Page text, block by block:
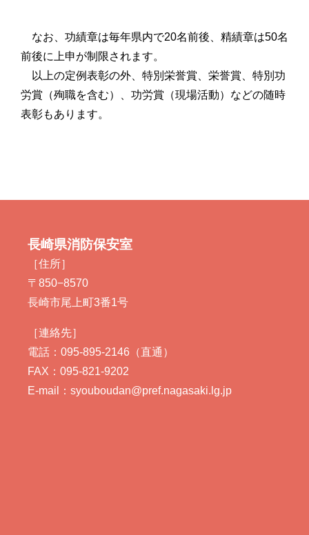
なお、功績章は毎年県内で20名前後、精績章は50名
前後に上申が制限されます。
以上の定例表彰の外、特別栄誉賞、栄誉賞、特別功
労賞（殉職を含む）、功労賞（現場活動）などの随時
表彰もあります。
長崎県消防保安室
［住所］
〒850−8570
長崎市尾上町3番1号
［連絡先］
電話：095-895-2146（直通）
FAX：095-821-9202
E-mail：syouboudan@pref.nagasaki.lg.jp